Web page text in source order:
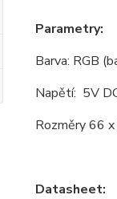
Parametry:
Barva: RGB
Napětí: 5V
Rozměry 66
Datasheet: